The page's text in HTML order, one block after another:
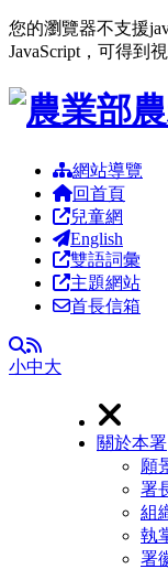
您的瀏覽器不支援
JavaScript，可得到
跳到主要內容區塊
網站導覽
回首頁
兒童網
English
雙語詞彙
主題網站
首長信箱
全文檢索
RSS
小中大
關於本署
願
署
組
執
署